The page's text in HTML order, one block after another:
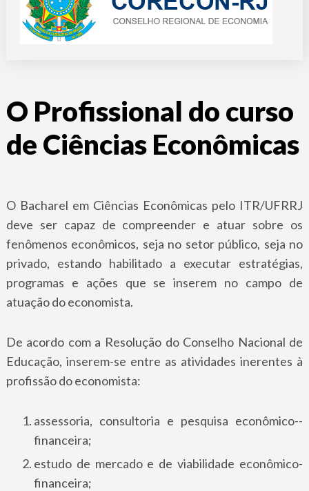
O Profissional do curso
de Ciências Econômicas
O Bacharel em Ciências Econômicas pelo ITR/UFRRJ
deve ser capaz de compreender e atuar sobre os
fenômenos econômicos, seja no setor público, seja no
privado, estando habilitado a executar estratégias,
programas e ações que se inserem no campo de
atuação do economista.
De acordo com a Resolução do Conselho Nacional de
Educação, inserem­-se entre as atividades inerentes à
profissão do economista:
assessoria, consultoria e pesquisa econômico-­
financeira;
estudo de mercado e de viabilidade econômico­-
financeira;